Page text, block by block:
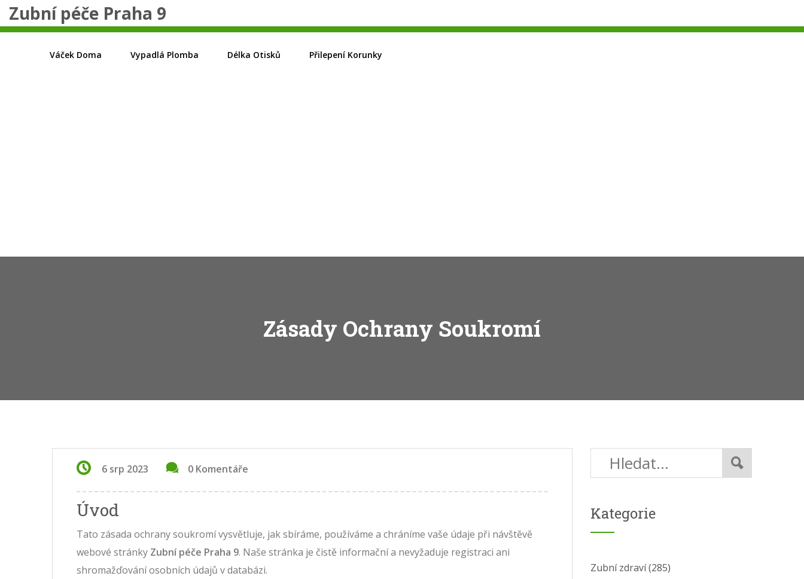
Zubní péče Praha 9
Váček Doma Vypadlá Plomba Délka Otisků Přilepení Korunky
Zásady Ochrany Soukromí
6 srp 2023 0 Komentáře
Úvod
Tato zásada ochrany soukromí vysvětluje, jak sbíráme, používáme a chráníme vaše údaje při návštěvě
webové stránky Zubní péče Praha 9. Naše stránka je čistě informační a nevyžaduje registraci ani
shromažďování osobních údajů v databázi.
Kategorie
Zubní zdraví(285)